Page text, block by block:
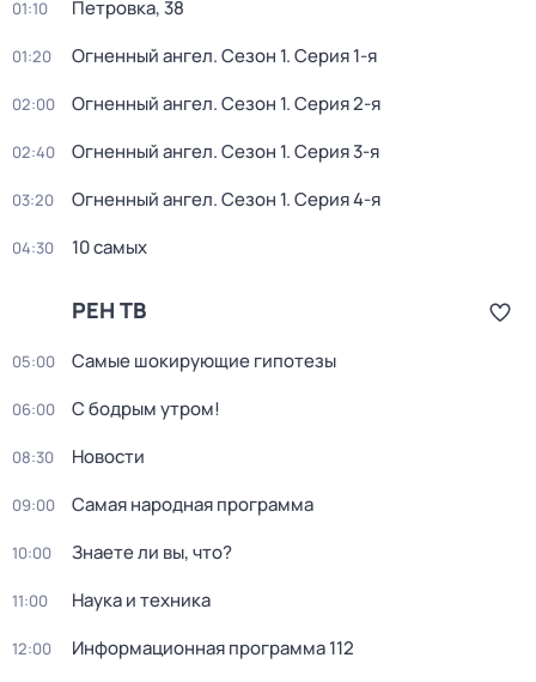
01:10 Петровка, 38
01:20 Огненный ангел. Сезон 1. Серия 1-я
02:00 Огненный ангел. Сезон 1. Серия 2-я
02:40 Огненный ангел. Сезон 1. Серия 3-я
03:20 Огненный ангел. Сезон 1. Серия 4-я
04:30 10 самых
РЕН ТВ
05:00 Самые шoкиpующие гипотезы
06:00 С бодрым утром!
08:30 Новости
09:00 Самая народная программа
10:00 Знаете ли вы, что?
11:00 Наука и техника
12:00 Информационная программа 112